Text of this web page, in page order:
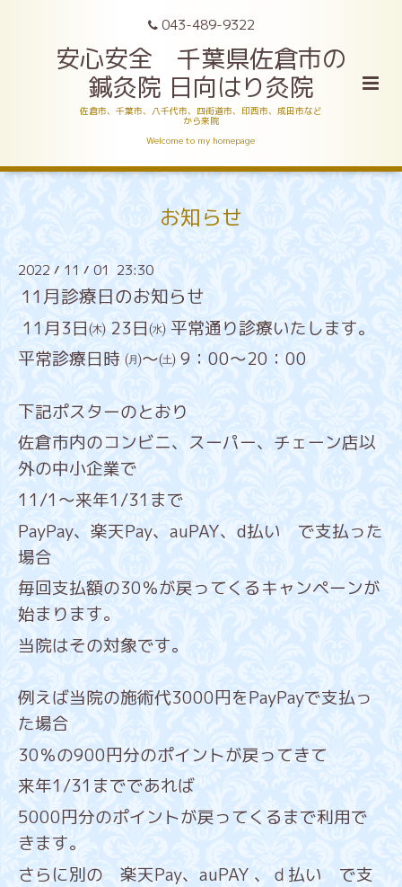
043-489-9322
安心安全 千葉県佐倉市の
鍼灸院 日向はり灸院
佐倉市、千葉市、八千代市、四街道市、印西市、成田市など
から来院
Welcome to my homepage
お知らせ
2022 / 11 / 01 23:30
11月診療日のお知らせ
11月3日㈭ 23日㈬ 平常通り診療いたします。
平常診療日時 ㈪～㈯ 9：00～20：00
下記ポスターのとおり
佐倉市内のコンビニ、スーパー、チェーン店以
外の中小企業で
11/1～来年1/31まで
PayPay、楽天Pay、auPAY、d払い で支払った
場合
毎回支払額の30％が戻ってくるキャンペーンが
始まります。
当院はその対象です。
例えば当院の施術代3000円をPayPayで支払っ
た場合
30％の900円分のポイントが戻ってきて
来年1/31までであれば
5000円分のポイントが戻ってくるまで利用で
きます。
さらに別の 楽天Pay、auPAY 、ｄ払い で支